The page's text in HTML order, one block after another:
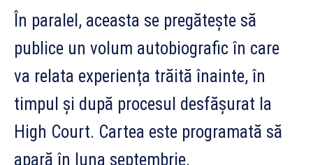
În paralel, aceasta se pregătește să
publice un volum autobiografic în care
va relata experiența trăită înainte, în
timpul și după procesul desfășurat la
High Court. Cartea este programată să
apară în luna septembrie.